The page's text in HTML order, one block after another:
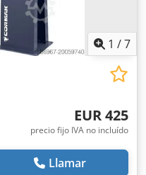
1 /7
EUR 425
precio fijo IVA no incluído
Llamar